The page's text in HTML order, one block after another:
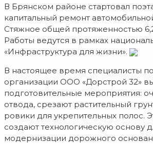
В Брянском районе стартовал
капитальный ремонт
Стяжное общей протяженностью
Работы ведутся в рамках
«Инфраструктура для жизни».
В настоящее время специалисты
организации ООО «Дорстрой 32»
подготовительные мероприятия:
отвода, срезают растительный
ровики для укрепительных полос.
создают технологическую основу
модернизации дорожного